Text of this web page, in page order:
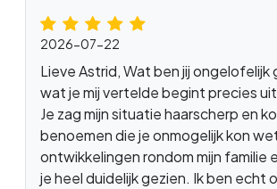
2026-07-22
Lieve Astrid, Wat ben jij ongelofelijk
wat je mij vertelde begint precies
Je zag mijn situatie haarscherp en
benoemen die je onmogelijk kon
ontwikkelingen rondom mijn familie
je heel duidelijk gezien. Ik ben echt